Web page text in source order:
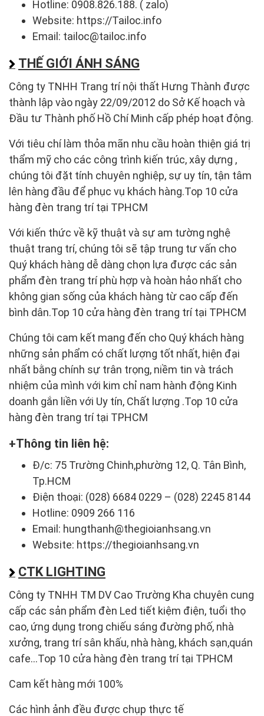
Hotline: 0908.826.188. ( zalo)
Website: https://Tailoc.info
Email: tailoc@tailoc.info
THẾ GIỚI ÁNH SÁNG
Công ty TNHH Trang trí nội thất Hưng Thành được
thành lập vào ngày 22/09/2012 do Sở Kế hoạch và
Đầu tư Thành phố Hồ Chí Minh cấp phép hoạt động.
Với tiêu chí làm thỏa mãn nhu cầu hoàn thiện giá trị
thẩm mỹ cho các công trình kiến trúc, xây dựng ,
chúng tôi đặt tính chuyên nghiệp, sự uy tín, tận tâm
lên hàng đầu để phục vụ khách hàng.Top 10 cửa
hàng đèn trang trí tại TPHCM
Với kiến thức về kỹ thuật và sự am tường nghệ
thuật trang trí, chúng tôi sẽ tập trung tư vấn cho
Quý khách hàng dễ dàng chọn lựa được các sản
phẩm đèn trang trí phù hợp và hoàn hảo nhất cho
không gian sống của khách hàng từ cao cấp đến
bình dân.Top 10 cửa hàng đèn trang trí tại TPHCM
Chúng tôi cam kết mang đến cho Quý khách hàng
những sản phẩm có chất lượng tốt nhất, hiện đại
nhất bằng chính sự trân trọng, niềm tin và trách
nhiệm của mình với kim chỉ nam hành động Kinh
doanh gắn liền với Uy tín, Chất lượng .Top 10 cửa
hàng đèn trang trí tại TPHCM
Thông tin liên hệ:
Đ/c: 75 Trường Chinh,phường 12, Q. Tân Bình,
Tp.HCM
Điện thoại: (028) 6684 0229 – (028) 2245 8144
Hotline: 0909 266 116
Email: hungthanh@thegioianhsang.vn
Website: https://thegioianhsang.vn
CTK LIGHTING
Công ty TNHH TM DV Cao Trường Kha chuyên cung
cấp các sản phẩm đèn Led tiết kiệm điện, tuổi thọ
cao, ứng dụng trong chiếu sáng đường phố, nhà
xưởng, trang trí sân khấu, nhà hàng, khách sạn,quán
cafe…Top 10 cửa hàng đèn trang trí tại TPHCM
Cam kết hàng mới 100%
Các hình ảnh đều được chụp thực tế